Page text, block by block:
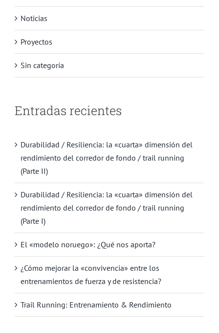
Noticias
Proyectos
Sin categoría
Entradas recientes
Durabilidad / Resiliencia: la «cuarta» dimensión del
rendimiento del corredor de fondo / trail running
(Parte II)
Durabilidad / Resiliencia: la «cuarta» dimensión del
rendimiento del corredor de fondo / trail running
(Parte I)
El «modelo noruego»: ¿Qué nos aporta?
¿Cómo mejorar la «convivencia» entre los
entrenamientos de fuerza y de resistencia?
Trail Running: Entrenamiento & Rendimiento